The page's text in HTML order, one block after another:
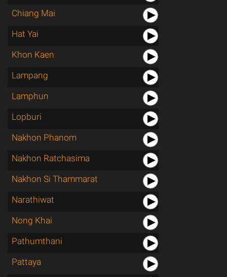
Chiang Mai
Hat Yai
Khon Kaen
Lampang
Lamphun
Lopburi
Nakhon Phanom
Nakhon Ratchasima
Nakhon Si Thammarat
Narathiwat
Nong Khai
Pathumthani
Pattaya